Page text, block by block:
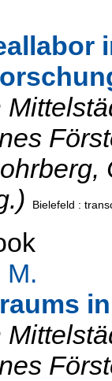
Bielefeld :
M.